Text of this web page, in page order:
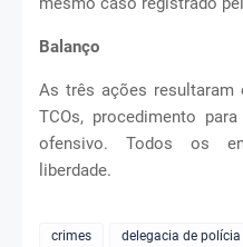
Balanço
As três ações resultaram
TCOs, procedimento
ofensivo. Todos os
liberdade.
crimes delegacia de polícia